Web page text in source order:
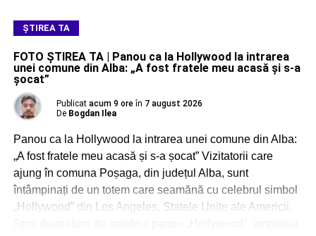
ŞTIREA TA
FOTO ȘTIREA TA | Panou ca la Hollywood la intrarea
unei comune din Alba: „A fost fratele meu acasă și s-a
șocat”
Publicat acum 9 ore în 7 august 2026
De Bogdan Ilea
Panou ca la Hollywood la intrarea unei comune din Alba:
„A fost fratele meu acasă și s-a șocat” Vizitatorii care
ajung în comuna Poșaga, din județul Alba, sunt
întâmpinați de un totem care seamănă cu celebrul simbol
„Hollywood” din Los Angeles, Statele Unite ale Americii.